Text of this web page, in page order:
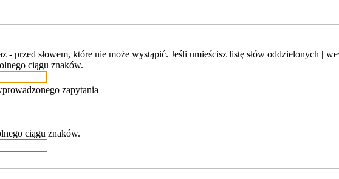
- przed słowem, które nie może wystąpić. Jeśli umieścisz listę słów oddzielonych |
ciągu znaków.
zapytania
ciągu znaków.